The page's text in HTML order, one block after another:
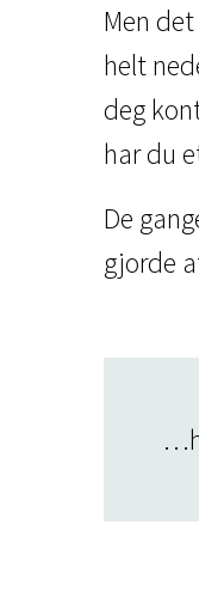
Men
helt
deg
har du
De
gjorde